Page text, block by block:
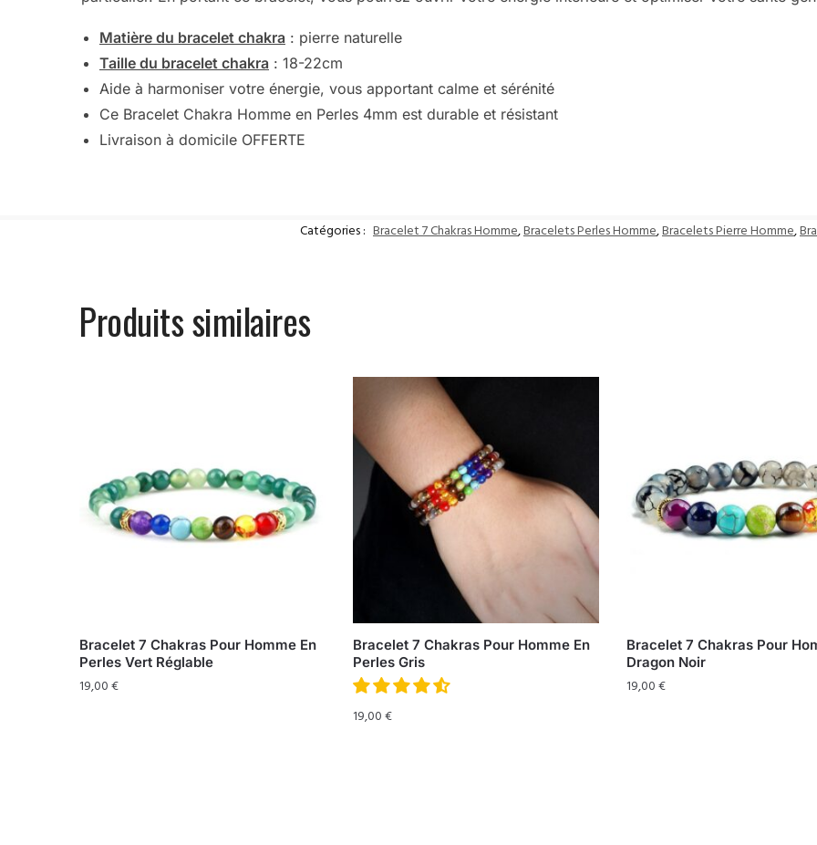
Matière du bracelet chakra : pierre naturelle
Taille du bracelet chakra : 18-22cm
Aide à harmoniser votre énergie, vous apportant calme et sérénité
Ce Bracelet Chakra Homme en Perles 4mm est durable et résistant
Livraison à domicile OFFERTE
Catégories : Bracelet 7 Chakras Homme,Bracelets Perles Homme,Bracelets Pierre Homme,
Produits similaires
Bracelet 7 Chakras Pour Homme En
Perles Vert Réglable
19,00€
Bracelet 7 Chakras Pour Homme En
Perles Gris
19,00€
Bracelet 7 Chakras Pour
Dragon Noir
19,00€